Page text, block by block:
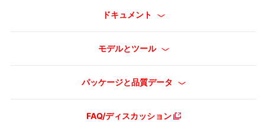
ドキュメント
モデルとツール
パッケージと品質データ
FAQ/ディスカッション